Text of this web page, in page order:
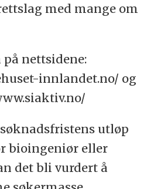
med mange om
nettsidene:
innlandet.no/ og
utløp
bioingeniør eller
det bli vurdert å